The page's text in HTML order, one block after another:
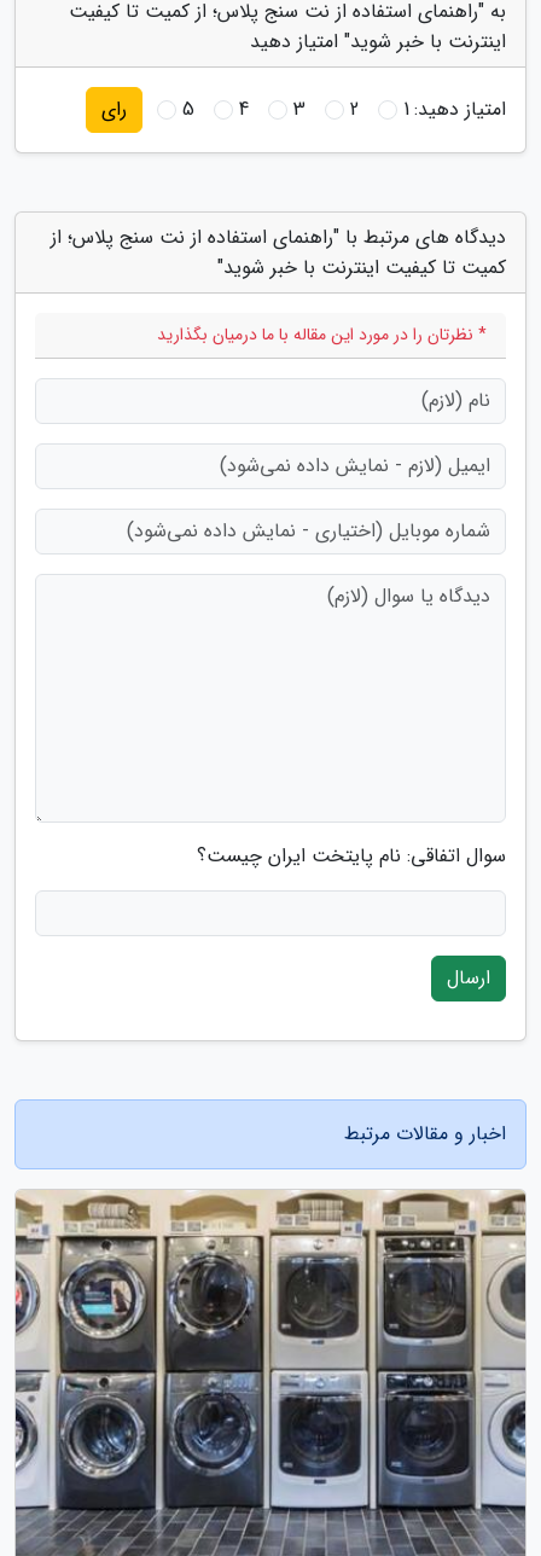
به "راهنمای استفاده از نت سنج پلاس؛ از کمیت تا کیفیت
اینترنت با خبر شوید" امتیاز دهید
امتیاز دهید:1
2
3
4
5 رای
دیدگاه های مرتبط با "راهنمای استفاده از نت سنج پلاس؛ از
کمیت تا کیفیت اینترنت با خبر شوید"
* نظرتان را در مورد این مقاله با ما درمیان بگذارید
سوال اتفاقی: نام پایتخت ایران چیست؟
ارسال
اخبار و مقالات مرتبط